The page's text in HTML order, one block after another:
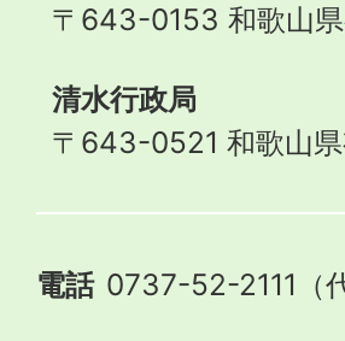
〒643-0153 和歌山
清水行政局
〒643-0521 和歌山
電話 0737-52-2111（